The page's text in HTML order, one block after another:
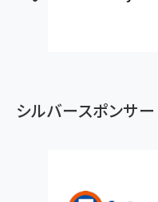
シルバースポンサー